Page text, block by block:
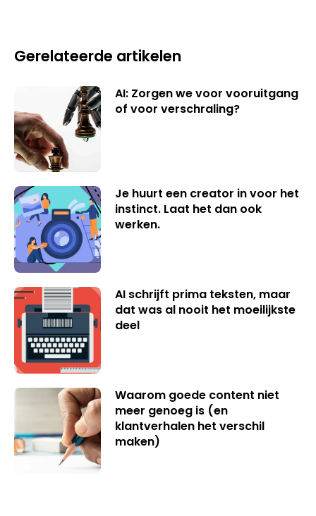
Gerelateerde artikelen
AI: Zorgen we voor vooruitgang
of voor verschraling?
Je huurt een creator in voor het
instinct. Laat het dan ook
werken.
AI schrijft prima teksten, maar
dat was al nooit het moeilijkste
deel
Waarom goede content niet
meer genoeg is (en
klantverhalen het verschil
maken)